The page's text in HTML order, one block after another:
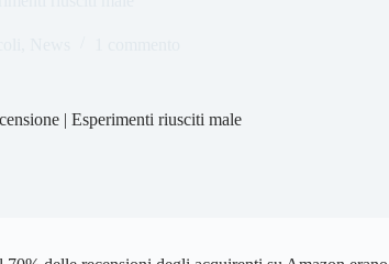
| Esperimenti riusciti male